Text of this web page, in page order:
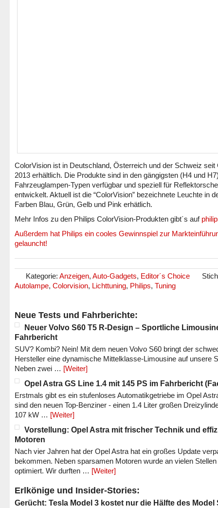
ColorVision ist in Deutschland, Österreich und der Schweiz seit
2013 erhältlich. Die Produkte sind in den gängigsten (H4 und
Fahrzeuglampen-Typen verfügbar und speziell für
entwickelt. Aktuell ist die “ColorVision” bezeichnete Leuchte in
Farben Blau, Grün, Gelb und Pink erhätlich.
Mehr Infos zu den Philips ColorVision-Produkten gibt´s auf
Außerdem hat Philips ein cooles Gewinnspiel zur
gelauncht!
Kategorie: Anzeigen, Auto-Gadgets, Editor´s Choice
Autolampe, Colorvision, Lichttuning, Philips, Tuning
Neue Tests und Fahrberichte:
Neuer Volvo S60 T5 R-Design – Sportliche
Fahrbericht
SUV? Kombi? Nein! Mit dem neuen Volvo S60 bringt der
Hersteller eine dynamische Mittelklasse-Limousine auf unsere
Neben zwei … [Weiter]
Opel Astra GS Line 1.4 mit 145 PS im Fahrbericht
Erstmals gibt es ein stufenloses Automatikgetriebe im Opel
sind den neuen Top-Benziner - einen 1.4 Liter großen
107 kW … [Weiter]
Vorstellung: Opel Astra mit frischer Technik und
Motoren
Nach vier Jahren hat der Opel Astra hat ein großes Update
bekommen. Neben sparsamen Motoren wurde an vielen Stellen
optimiert. Wir durften … [Weiter]
Erlkönige und Insider-Stories:
Gerücht: Tesla Model 3 kostet nur die Hälfte des Model